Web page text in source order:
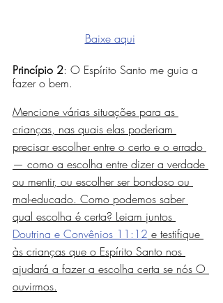
Baixe aqui
Princípio 2: O Espírito Santo me guia a
fazer o bem.
Mencione várias situações para as
crianças, nas quais elas poderiam
precisar escolher entre o certo e o errado
— como a escolha entre dizer a verdade
ou mentir, ou escolher ser bondoso ou
mal-educado. Como podemos saber
qual escolha é certa? Leiam juntos
Doutrina e Convênios 11:12 e testifique
às crianças que o Espírito Santo nos
ajudará a fazer a escolha certa se nós O
ouvirmos.